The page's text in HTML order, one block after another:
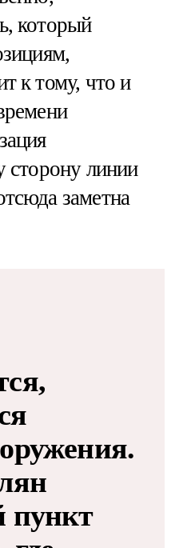
который
к тому, что и
сторону линии
заметна
пункт